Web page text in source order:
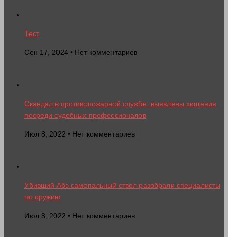
Тест
Сен 17, 2024 • Нет комментариев
Скандал в противопожарной службе: выявлены хищения
посреди судебных профессионалов
Июл 8, 2022 • Нет комментариев
Убивший Абэ самопальный ствол разобрали специалисты
по оружию
Июл 8, 2022 • Нет комментариев